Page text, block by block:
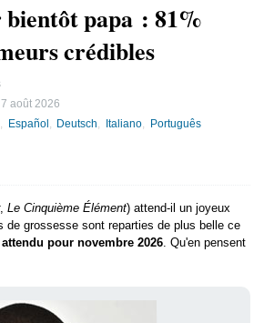
papa : 81%
crédibles
7 août 2026
Español Deutsch Italiano Português
, Le Cinquième Élément) attend-il un joyeux
de grossesse sont reparties de plus belle ce
pour novembre 2026. Qu'en pensent